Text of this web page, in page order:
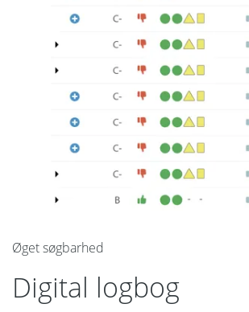
Øget søgbarhed
Digital logbog